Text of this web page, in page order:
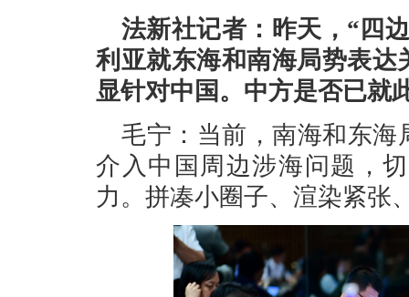
法新社记者：昨天，“四
利亚就东海和南海局势表
显针对中国。中方是否已就
毛宁：当前，南海和东海
介入中国周边涉海问题，
力。拼凑小圈子、渲染紧张